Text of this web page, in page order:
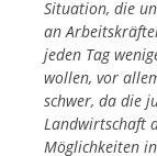
Situation, die
an
jeden Tag
wollen, vor
schwer, da die
Landwirtschaft
Möglichkeiten